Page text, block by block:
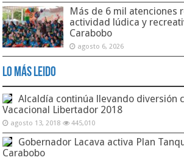
Más de 6 mil atenciones
actividad lúdica y
Carabobo
agosto 6, 2026
Lo Más Leido
Alcaldía continúa llevando diversión
Vacacional Libertador 2018
agosto 13, 2018 445,010
Gobernador Lacava activa Plan
Carabobo